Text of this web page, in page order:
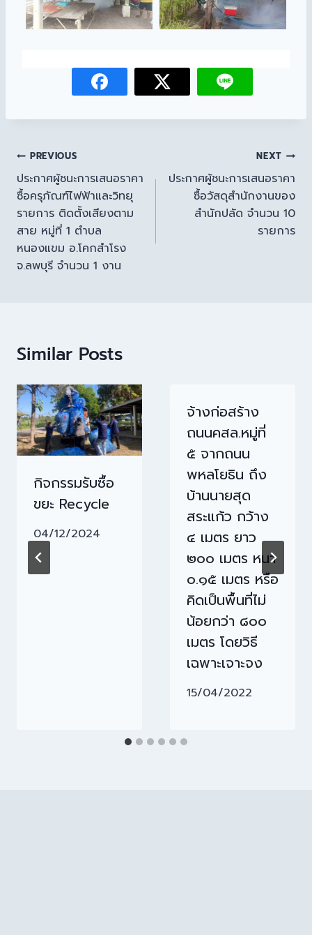
PREVIOUS
ประกาศผู้ชนะการเสนอราคา
ซื้อครุภัณฑ์ไฟฟ้าและวิทยุ
รายการ ติดตั้งเสียงตาม
สาย หมู่ที่ 1 ตำบล
หนองแขม อ.โคกสำโรง
จ.ลพบุรี จำนวน 1 งาน
NEXT
ประกาศผู้ชนะการเสนอราคา
ซื้อวัสดุสำนักงานของ
สำนักปลัด จำนวน 10
รายการ
Similar Posts
กิจกรรมรับซื้อ
ขยะ Recycle
04/12/2024
จ้างก่อสร้าง
ถนนคสล.หมู่ที่
๕ จากถนน
พหลโยธิน ถึง
บ้านนายสุด
สระแก้ว กว้าง
๔ เมตร ยาว
๒๐๐ เมตร หนา
๐.๑๕ เมตร หรือ
คิดเป็นพื้นที่ไม่
น้อยกว่า ๘๐๐
เมตร โดยวิธี
เฉพาะเจาะจง
15/04/2022